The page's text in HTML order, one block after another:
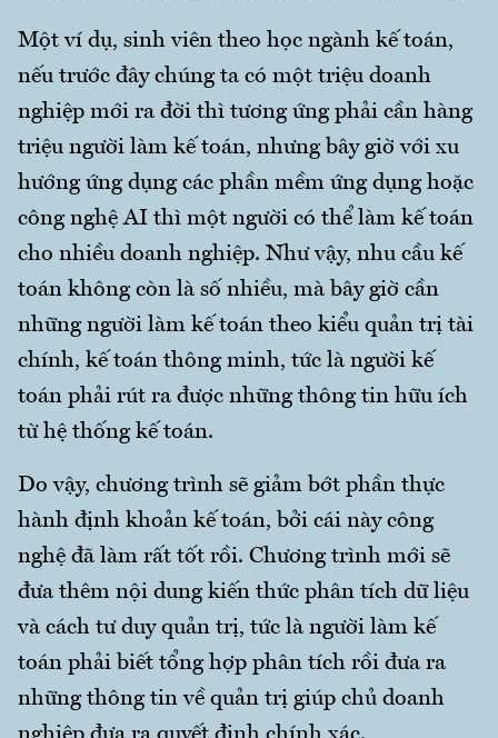
Một ví dụ, sinh viên theo học ngành kế toán,
nếu trước đây chúng ta có một triệu doanh
nghiệp mới ra đời thì tương ứng phải cần hàng
triệu người làm kế toán, nhưng bây giờ với xu
hướng ứng dụng các phần mềm ứng dụng hoặc
công nghệ AI thì một người có thể làm kế toán
cho nhiều doanh nghiệp. Như vậy, nhu cầu kế
toán không còn là số nhiều, mà bây giờ cần
những người làm kế toán theo kiểu quản trị tài
chính, kế toán thông minh, tức là người kế
toán phải rút ra được những thông tin hữu ích
từ hệ thống kế toán.
Do vậy, chương trình sẽ giảm bớt phần thực
hành định khoản kế toán, bởi cái này công
nghệ đã làm rất tốt rồi. Chương trình mới sẽ
đưa thêm nội dung kiến thức phân tích dữ liệu
và cách tư duy quản trị, tức là người làm kế
toán phải biết tổng hợp phân tích rồi đưa ra
những thông tin về quản trị giúp chủ doanh